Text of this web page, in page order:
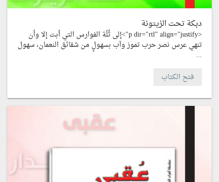
دبكة تحت الزيتونة
<p dir="rtl" align="justify">إلى ثُلّة الفوارس التي أبت إلا وأن
تنهي عرس نصر حرب تموز وآب بسهولٍ من شقائق النعمان، سهول
...
فتح الكتاب